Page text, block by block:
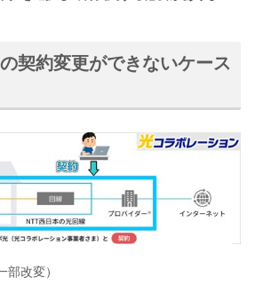
契約変更ができないケース
部改変）